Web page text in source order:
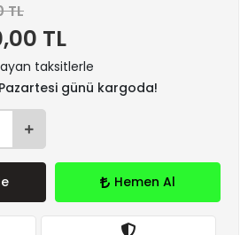
TL
TL
taksitlerle
günü kargoda!
Hemen Al